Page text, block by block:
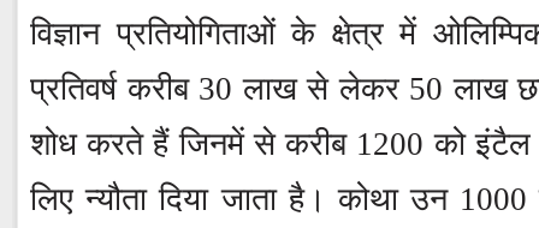
विज्ञान प्रतियोगिताओं के क्षेत्र में
प्रतिवर्ष करीब 30 लाख से लेकर 50 लाख
शोध करते हैं जिनमें से करीब 1200 को
लिए न्यौता दिया जाता है। कोथा उन